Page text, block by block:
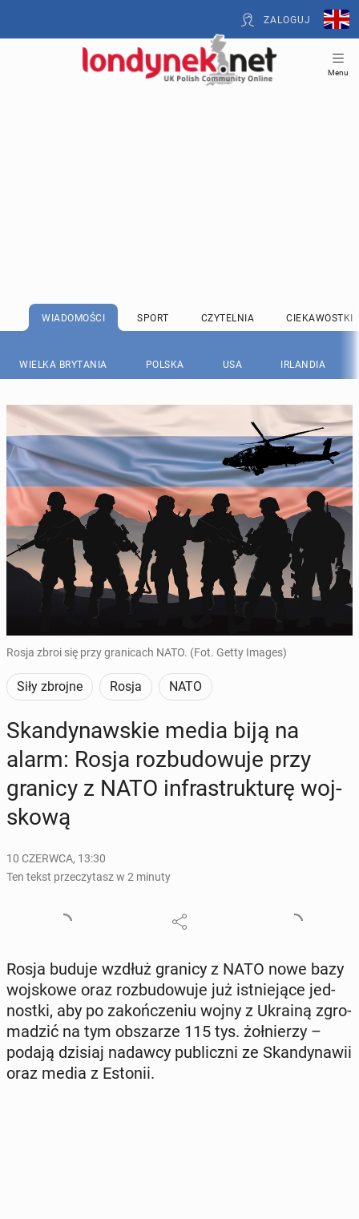
ZALOGUJ
Menu
WIADOMOŚCI SPORT CZYTELNIA CIEKAWOSTKI
WIELKA BRYTANIA POLSKA USA IRLANDIA
Rosja zbroi się przy granicach NATO. (Fot. Getty Images)
Siły zbrojne Rosja NATO
Skan­dy­naw­skie media biją na
alarm: Rosja roz­bu­do­wu­je przy
granicy z NATO in­fra­struk­tu­rę woj­
sko­wą
10 CZERWCA, 13:30
Ten tekst przeczytasz w 2 minuty
Rosja buduje wzdłuż granicy z NATO nowe bazy
woj­sko­we oraz roz­bu­do­wu­je już ist­nie­ją­ce jed­
nost­ki, aby po za­koń­cze­niu wojny z Ukrainą zgro­
ma­dzić na tym ob­sza­rze 115 tys. żoł­nie­rzy –
podają dzisiaj nadawcy pu­blicz­ni ze Skan­dy­na­wii
oraz media z Estonii.